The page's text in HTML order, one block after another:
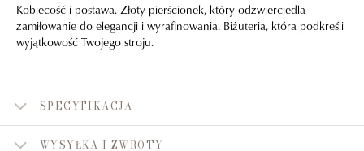
Kobiecość i postawa. Złoty pierścionek, który odzwierciedla
zamiłowanie do elegancji i wyrafinowania. Biżuteria, która podkreśli
wyjątkowość Twojego stroju.
SPECYFIKACJA
WYSYŁKA I ZWROTY